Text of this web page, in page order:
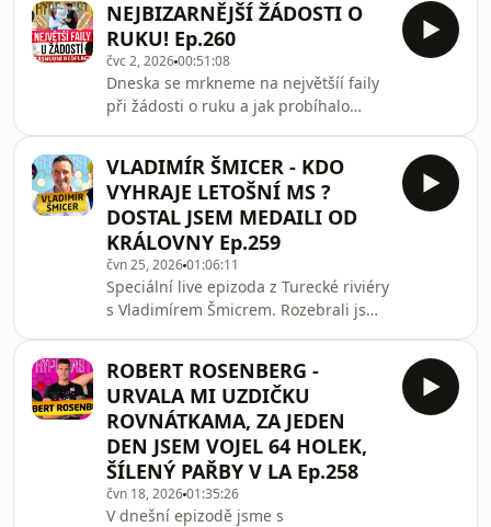
NEJBIZARNĚJŠÍ ŽÁDOSTI O
RUKU! Ep.260
čvc 2, 202600:51:08
Dneska se mrkneme na největšíí faily
při žádosti o ruku a jak probíhalo
VLADIMÍR ŠMICER - KDO
VYHRAJE LETOŠNÍ MS ?
DOSTAL JSEM MEDAILI OD
KRÁLOVNY Ep.259
čvn 25, 202601:06:11
Speciální live epizoda z Turecké riviéry
s Vladimírem Šmicrem. Rozebrali jsme
a plno dalšího 🔥
ROBERT ROSENBERG -
URVALA MI UZDIČKU
ROVNÁTKAMA, ZA JEDEN
DEN JSEM VOJEL 64 HOLEK,
ŠÍLENÝ PAŘBY V LA Ep.258
čvn 18, 202601:35:26
V dnešní epizodě jsme s